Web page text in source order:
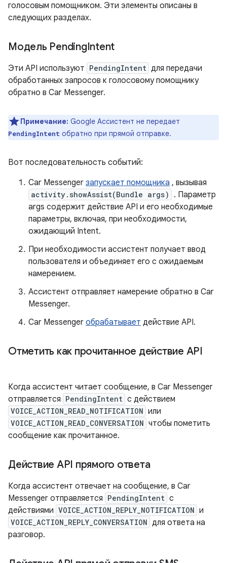
голосовым помощником. Эти элементы описаны в
следующих разделах.
Модель PendingIntent
Эти API используют PendingIntent для передачи
обработанных запросов к голосовому помощнику
обратно в Car Messenger.
Примечание: Google Ассистент не передает
PendingIntent обратно при прямой отправке.
Вот последовательность событий:
Car Messenger запускает помощника , вызывая
activity.showAssist(Bundle args)
. Параметр
args содержит действие API и его необходимые
параметры, включая, при необходимости,
ожидающий Intent.
При необходимости ассистент получает ввод
пользователя и объединяет его с ожидаемым
намерением.
Ассистент отправляет намерение обратно в Car
Messenger.
Car Messenger обрабатывает действие API.
Отметить как прочитанное действие API
Когда ассистент читает сообщение, в Car Messenger
отправляется PendingIntent с действием
VOICE_ACTION_READ_NOTIFICATION или
VOICE_ACTION_READ_CONVERSATION чтобы пометить
сообщение как прочитанное.
Действие API прямого ответа
Когда ассистент отвечает на сообщение, в Car
Messenger отправляется PendingIntent с
действиями VOICE_ACTION_REPLY_NOTIFICATION и
VOICE_ACTION_REPLY_CONVERSATION для ответа на
разговор.